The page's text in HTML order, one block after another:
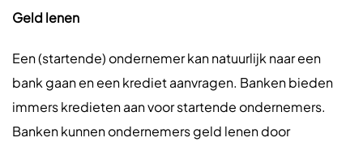
Geld lenen
Een (startende) ondernemer kan natuurlijk naar een
bank gaan en een krediet aanvragen. Banken bieden
immers kredieten aan voor startende ondernemers.
Banken kunnen ondernemers geld lenen door